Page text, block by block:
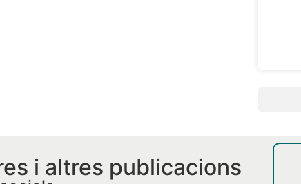
i altres publicacions